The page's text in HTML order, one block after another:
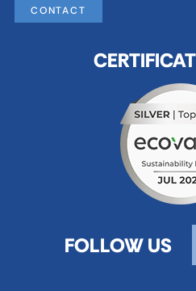
CONTACT
FOLLOW US